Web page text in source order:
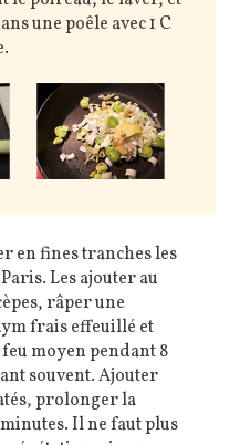
une poêle avec 1 C
en fines tranches les
Les ajouter au
râper une
frais effeuillé et
moyen pendant 8
souvent. Ajouter
prolonger la
Il ne faut plus